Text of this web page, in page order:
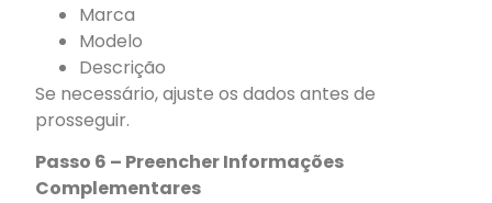
Marca
Modelo
Descrição
Se necessário, ajuste os dados antes de
prosseguir.
Passo 6 – Preencher Informações
Complementares